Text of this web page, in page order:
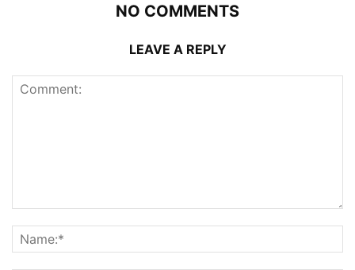
NO COMMENTS
LEAVE A REPLY